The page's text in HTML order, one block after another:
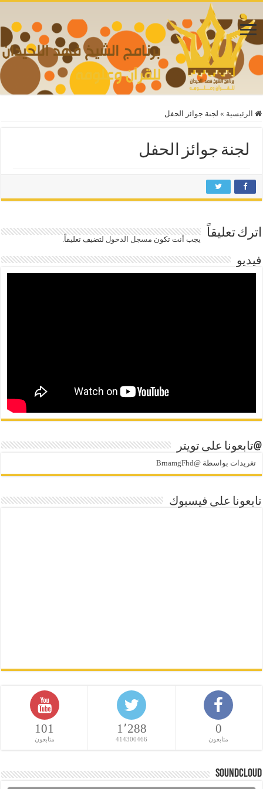
الرئيسية » لجنة جوائز الحفل
لجنة جوائز الحفل
اترك تعليقاً يجب أنت تكون مسجل الدخول لتضيف تعليقاً.
فيديو
@تابعونا على تويتر
تغريدات بواسطة @BrnamgFhd
تابعونا على فيسبوك
0
متابعون
1٬288
414300466
101
متابعون
SoundCloud